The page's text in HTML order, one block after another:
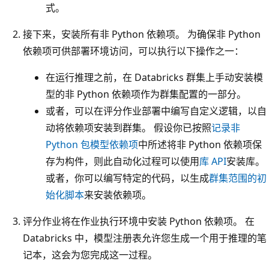
式。
接下来，安装所有非 Python 依赖项。 为确保非 Python
依赖项可供部署环境访问，可以执行以下操作之一：
在运行推理之前，在 Databricks 群集上手动安装模
型的非 Python 依赖项作为群集配置的一部分。
或者，可以在评分作业部署中编写自定义逻辑，以自
动将依赖项安装到群集。 假设你已按照记录非
Python 包模型依赖项中所述将非 Python 依赖项保
存为构件，则此自动化过程可以使用库 API安装库。
或者，你可以编写特定的代码，以生成群集范围的初
始化脚本来安装依赖项。
评分作业将在作业执行环境中安装 Python 依赖项。 在
Databricks 中，模型注册表允许您生成一个用于推理的笔
记本，这会为您完成这一过程。